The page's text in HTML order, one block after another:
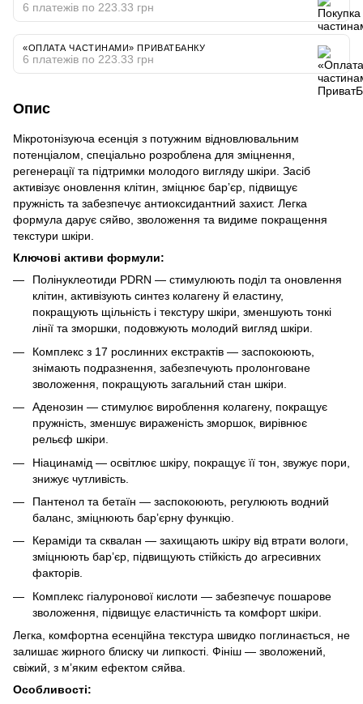
6 платежів по 223.33 грн
«ОПЛАТА ЧАСТИНАМИ» ПРИВАТБАНКУ
6 платежів по 223.33 грн
Опис
Мікротонізуюча есенція з потужним відновлювальним
потенціалом, спеціально розроблена для зміцнення,
регенерації та підтримки молодого вигляду шкіри. Засіб
активізує оновлення клітин, зміцнює барʼєр, підвищує
пружність та забезпечує антиоксидантний захист. Легка
формула дарує сяйво, зволоження та видиме покращення
текстури шкіри.
Ключові активи формули:
Полінуклеотиди PDRN — стимулюють поділ та оновлення
клітин, активізують синтез колагену й еластину,
покращують щільність і текстуру шкіри, зменшують тонкі
лінії та зморшки, подовжують молодий вигляд шкіри.
Комплекс з 17 рослинних екстрактів — заспокоюють,
знімають подразнення, забезпечують пролонговане
зволоження, покращують загальний стан шкіри.
Аденозин — стимулює вироблення колагену, покращує
пружність, зменшує вираженість зморшок, вирівнює
рельєф шкіри.
Ніацинамід — освітлює шкіру, покращує її тон, звужує пори,
знижує чутливість.
Пантенол та бетаїн — заспокоюють, регулюють водний
баланс, зміцнюють барʼєрну функцію.
Кераміди та сквалан — захищають шкіру від втрати вологи,
зміцнюють барʼєр, підвищують стійкість до агресивних
факторів.
Комплекс гіалуронової кислоти — забезпечує пошарове
зволоження, підвищує еластичність та комфорт шкіри.
Легка, комфортна есенційна текстура швидко поглинається, не
залишає жирного блиску чи липкості. Фініш — зволожений,
свіжий, з мʼяким ефектом сяйва.
Особливості: